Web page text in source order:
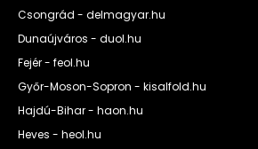
Csongrád - delmagyar.hu
Dunaújváros - duol.hu
Fejér - feol.hu
Győr-Moson-Sopron - kisalfold.hu
Hajdú-Bihar - haon.hu
Heves - heol.hu